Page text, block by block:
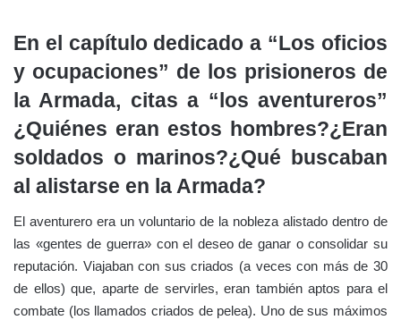
En el capítulo dedicado a “Los oficios
y ocupaciones” de los prisioneros de
la Armada, citas a “los aventureros”
¿Quiénes eran estos hombres?¿Eran
soldados o marinos?¿Qué buscaban
al alistarse en la Armada?
El aventurero era un voluntario de la nobleza alistado dentro de
las «gentes de guerra» con el deseo de ganar o consolidar su
reputación. Viajaban con sus criados (a veces con más de 30
de ellos) que, aparte de servirles, eran también aptos para el
combate (los llamados criados de pelea). Uno de sus máximos